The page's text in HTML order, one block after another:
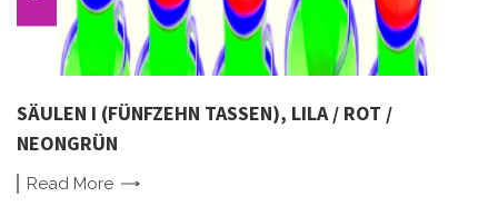
SÄULEN I (FÜNFZEHN TASSEN), LILA / ROT /
NEONGRÜN
Read More